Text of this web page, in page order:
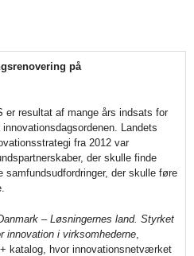
på
er resultat af mange års indsats for
Landets
fra 2012 var
der skulle finde
der skulle føre
– Løsningernes land. Styrket
innovation i virksomhederne
katalog, hvor innovationsnetværket